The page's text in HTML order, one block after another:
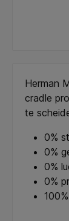
Herman
cradle
te
0%
0%
0%
0%